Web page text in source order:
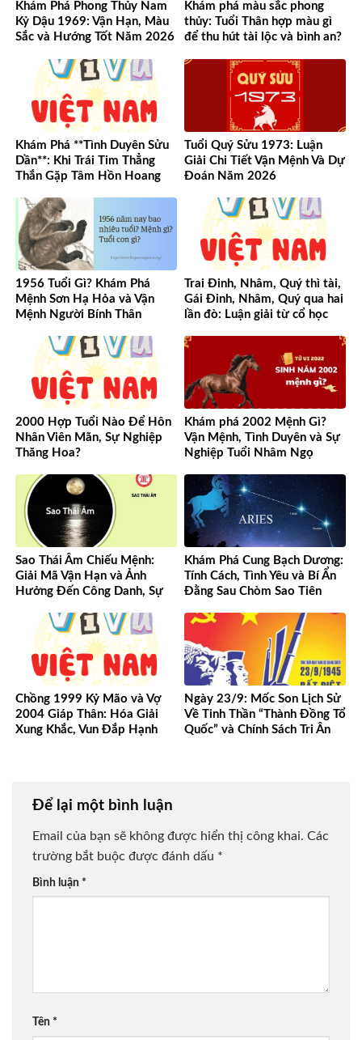
Khám Phá Phong Thủy Nam
Kỷ Dậu 1969: Vận Hạn, Màu
Sắc và Hướng Tốt Năm 2026
Khám phá màu sắc phong
thủy: Tuổi Thân hợp màu gì
để thu hút tài lộc và bình an?
Khám Phá **Tình Duyên Sửu
Dần**: Khi Trái Tim Thẳng
Thắn Gặp Tâm Hồn Hoang
Tuổi Quý Sửu 1973: Luận
Giải Chi Tiết Vận Mệnh Và Dự
Đoán Năm 2026
1956 Tuổi Gì? Khám Phá
Mệnh Sơn Hạ Hỏa và Vận
Mệnh Người Bính Thân
Trai Đinh, Nhâm, Quý thì tài,
Gái Đinh, Nhâm, Quý qua hai
lần đò: Luận giải từ cổ học
2000 Hợp Tuổi Nào Để Hôn
Nhân Viên Mãn, Sự Nghiệp
Thăng Hoa?
Khám phá 2002 Mệnh Gì?
Vận Mệnh, Tình Duyên và Sự
Nghiệp Tuổi Nhâm Ngọ
Sao Thái Âm Chiếu Mệnh:
Giải Mã Vận Hạn và Ảnh
Hưởng Đến Công Danh, Sự
Khám Phá Cung Bạch Dương:
Tính Cách, Tình Yêu và Bí Ẩn
Đằng Sau Chòm Sao Tiên
Chồng 1999 Kỷ Mão và Vợ
2004 Giáp Thân: Hóa Giải
Xung Khắc, Vun Đắp Hạnh
Ngày 23/9: Mốc Son Lịch Sử
Về Tinh Thần “Thành Đồng Tổ
Quốc” và Chính Sách Tri Ân
Để lại một bình luận
Email của bạn sẽ không được hiển thị công khai. Các
trường bắt buộc được đánh dấu *
Bình luận *
Tên *